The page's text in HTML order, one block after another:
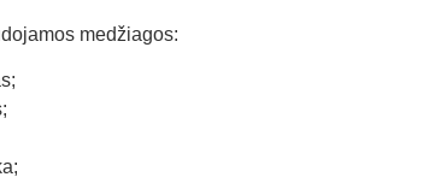
medžiagos: